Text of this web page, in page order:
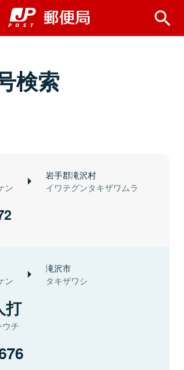
検索
ン
岩手郡滝沢村
イワテグンタキザワムラ
ン
滝沢市
タキザワシ
打
チ